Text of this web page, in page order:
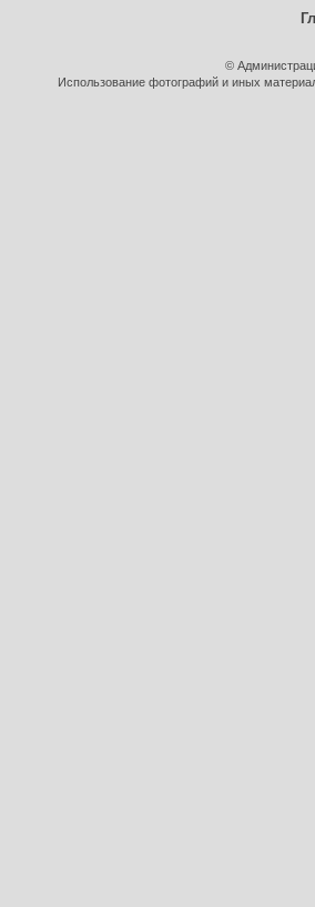
©
Использование фотографий и иных